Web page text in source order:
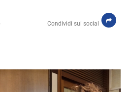
Condividi sui social